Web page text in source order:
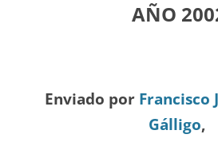
AÑO
Enviado por Francisco
Gálligo,